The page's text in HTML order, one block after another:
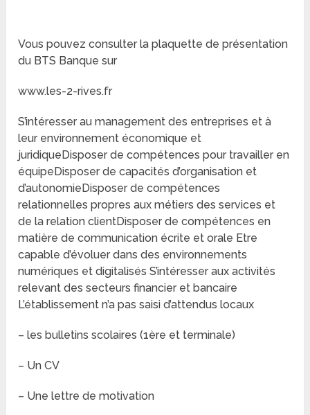
Vous pouvez consulter la plaquette de présentation
du BTS Banque sur
www.les-2-rives.fr
S’intéresser au management des entreprises et à
leur environnement économique et
juridiqueDisposer de compétences pour travailler en
équipeDisposer de capacités d’organisation et
d’autonomieDisposer de compétences
relationnelles propres aux métiers des services et
de la relation clientDisposer de compétences en
matière de communication écrite et orale Etre
capable d’évoluer dans des environnements
numériques et digitalisés S’intéresser aux activités
relevant des secteurs financier et bancaire
L’établissement n’a pas saisi d’attendus locaux
– les bulletins scolaires (1ère et terminale)
– Un CV
– Une lettre de motivation